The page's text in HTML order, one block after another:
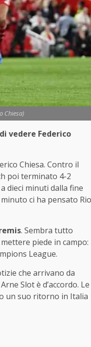
Chiesa)
vedere Federico
Chiesa. Contro il
poi terminato 4-2
dieci minuti dalla fine
ci ha pensato Rio
. Sembra tutto
piede in campo:
League.
che arrivano da
Slot è d’accordo. Le
un suo ritorno in Italia